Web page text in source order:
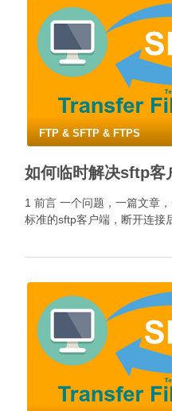
FTP & SFTP & FTPS
1 前言 一个问题，一篇文章
标准的sftp客户端，断开连接